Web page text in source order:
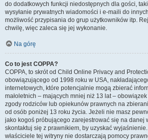
do dodatkowych funkcji niedostępnych dla gości,
wysyłanie prywatnych wiadomości i e-maili do
możliwość przypisania do grup użytkowników itp.
chwilę, więc zaleca się jej wykonanie.
Na górę
Co to jest COPPA?
COPPA, to skrót od Child Online Privacy and
obowiązującego od 1998 roku w USA,
internetowych, które potencjalnie mogą zbierać
małoletnich – mających mniej niż 13 lat –
zgody rodziców lub opiekunów prawnych na
od osób poniżej 13 roku życia. Jeżeli nie masz
jako kogoś próbującego zarejestrować się na danej
skontaktuj się z prawnikiem, by uzyskać
właściciele tej witryny nie dostarczają pomocy